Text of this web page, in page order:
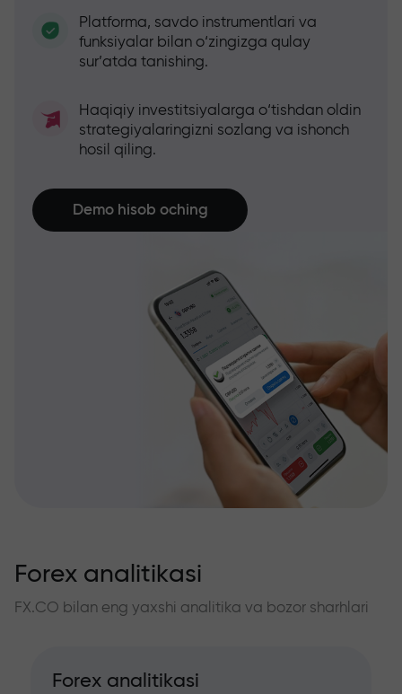
Platforma, savdo instrumentlari va
funksiyalar bilan o‘zingizga qulay
sur’atda tanishing.
Haqiqiy investitsiyalarga o‘tishdan oldin
strategiyalaringizni sozlang va ishonch
hosil qiling.
Demo hisob oching
Forex analitikasi
FX.CO bilan eng yaxshi analitika va bozor sharhlari
Forex analitikasi